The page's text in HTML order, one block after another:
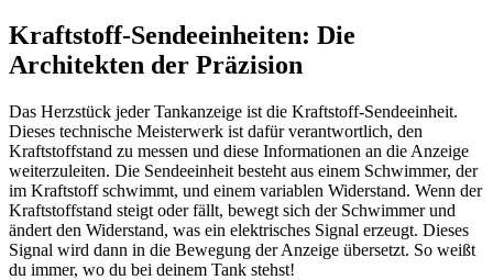
Kraftstoff-Sendeeinheiten: Die
Architekten der Präzision
Das Herzstück jeder Tankanzeige ist die Kraftstoff-Sendeeinheit.
Dieses technische Meisterwerk ist dafür verantwortlich, den
Kraftstoffstand zu messen und diese Informationen an die Anzeige
weiterzuleiten. Die Sendeeinheit besteht aus einem Schwimmer, der
im Kraftstoff schwimmt, und einem variablen Widerstand. Wenn der
Kraftstoffstand steigt oder fällt, bewegt sich der Schwimmer und
ändert den Widerstand, was ein elektrisches Signal erzeugt. Dieses
Signal wird dann in die Bewegung der Anzeige übersetzt. So weißt
du immer, wo du bei deinem Tank stehst!